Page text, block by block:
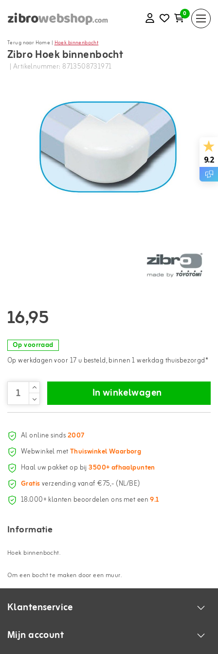
0
Terug naar Home |Hoek binnenbocht
Zibro Hoek binnenbocht
| Artikelnummer: 8713508731971
16,95
Op voorraad
Op werkdagen voor 17 u besteld, binnen 1 werkdag thuisbezorgd*
In winkelwagen
Al online sinds2007
Webwinkel metThuiswinkel Waarborg
Haal uw pakket op bij3500+ afhaalpunten
Gratisverzending vanaf €75,- (NL/BE)
18.000+ klanten beoordelen ons met een9.1
Informatie
Hoek binnenbocht.
Om een bocht te maken door een muur.
Klantenservice
Mijn account
9.2